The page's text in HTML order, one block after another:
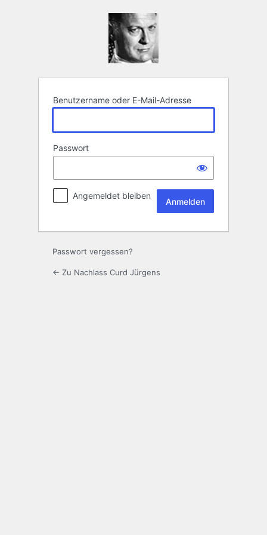
Benutzername oder E-Mail-Adresse
Passwort
Angemeldet bleiben
Passwort vergessen?
← Zu Nachlass Curd Jürgens